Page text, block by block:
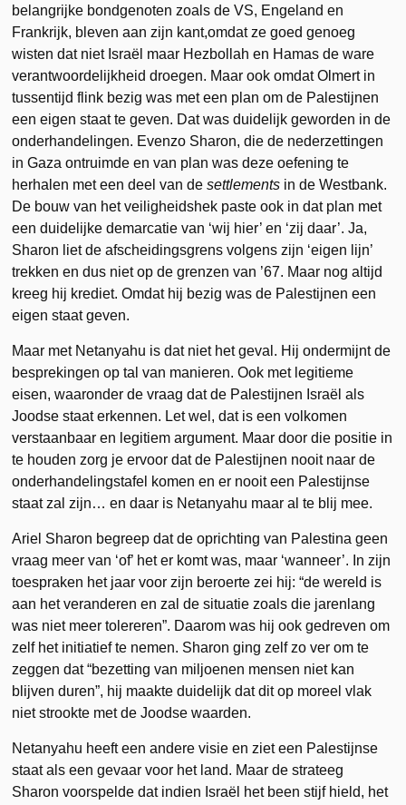
belangrijke bondgenoten zoals de VS, Engeland en
Frankrijk, bleven aan zijn kant,omdat ze goed genoeg
wisten dat niet Israël maar Hezbollah en Hamas de ware
verantwoordelijkheid droegen. Maar ook omdat Olmert in
tussentijd flink bezig was met een plan om de Palestijnen
een eigen staat te geven. Dat was duidelijk geworden in de
onderhandelingen. Evenzo Sharon, die de nederzettingen
in Gaza ontruimde en van plan was deze oefening te
herhalen met een deel van desettlements in de Westbank.
De bouw van het veiligheidshek paste ook in dat plan met
een duidelijke demarcatie van ‘wij hier’ en ‘zij daar’. Ja,
Sharon liet de afscheidingsgrens volgens zijn ‘eigen lijn’
trekken en dus niet op de grenzen van ’67. Maar nog altijd
kreeg hij krediet. Omdat hij bezig was de Palestijnen een
eigen staat geven.
Maar met Netanyahu is dat niet het geval. Hij ondermijnt de
besprekingen op tal van manieren. Ook met legitieme
eisen, waaronder de vraag dat de Palestijnen Israël als
Joodse staat erkennen. Let wel, dat is een volkomen
verstaanbaar en legitiem argument. Maar door die positie in
te houden zorg je ervoor dat de Palestijnen nooit naar de
onderhandelingstafel komen en er nooit een Palestijnse
staat zal zijn… en daar is Netanyahu maar al te blij mee.
Ariel Sharon begreep dat de oprichting van Palestina geen
vraag meer van ‘of’ het er komt was, maar ‘wanneer’. In zijn
toespraken het jaar voor zijn beroerte zei hij: “de wereld is
aan het veranderen en zal de situatie zoals die jarenlang
was niet meer tolereren”. Daarom was hij ook gedreven om
zelf het initiatief te nemen. Sharon ging zelf zo ver om te
zeggen dat “bezetting van miljoenen mensen niet kan
blijven duren”, hij maakte duidelijk dat dit op moreel vlak
niet strookte met de Joodse waarden.
Netanyahu heeft een andere visie en ziet een Palestijnse
staat als een gevaar voor het land. Maar de strateeg
Sharon voorspelde dat indien Israël het been stijf hield, het